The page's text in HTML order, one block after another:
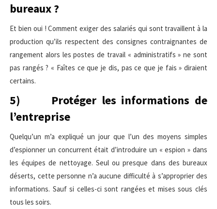
bureaux ?
Et bien oui ! Comment exiger des salariés qui sont travaillent à la
production qu’ils respectent des consignes contraignantes de
rangement alors les postes de travail « administratifs » ne sont
pas rangés ? « Faîtes ce que je dis, pas ce que je fais » diraient
certains.
5) Protéger les informations de
l’entreprise
Quelqu’un m’a expliqué un jour que l’un des moyens simples
d’espionner un concurrent était d’introduire un « espion » dans
les équipes de nettoyage. Seul ou presque dans des bureaux
déserts, cette personne n’a aucune difficulté à s’approprier des
informations. Sauf si celles-ci sont rangées et mises sous clés
tous les soirs.